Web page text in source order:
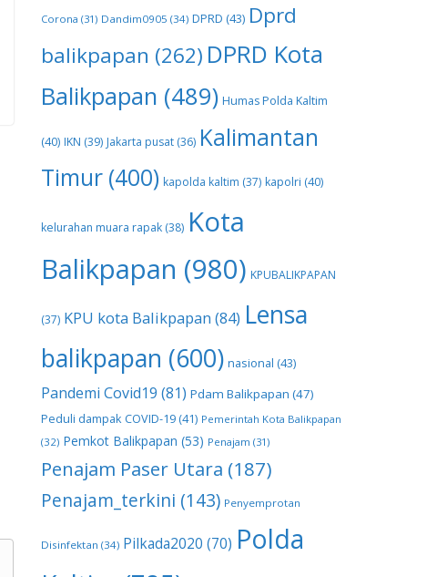
Corona (31) Dandim0905 (34) DPRD (43) Dprd
balikpapan (262) DPRD Kota
Balikpapan (489) Humas Polda Kaltim
(40) IKN (39) Jakarta pusat (36) Kalimantan
Timur (400) kapolda kaltim (37) kapolri (40)
kelurahan muara rapak (38) Kota
Balikpapan (980) KPUBALIKPAPAN
(37) KPU kota Balikpapan (84) Lensa
balikpapan (600) nasional (43)
Pandemi Covid19 (81) Pdam Balikpapan (47)
Peduli dampak COVID-19 (41) Pemerintah Kota Balikpapan
(32) Pemkot Balikpapan (53) Penajam (31)
Penajam Paser Utara (187)
Penajam_terkini (143) Penyemprotan
Disinfektan (34) Pilkada2020 (70) Polda